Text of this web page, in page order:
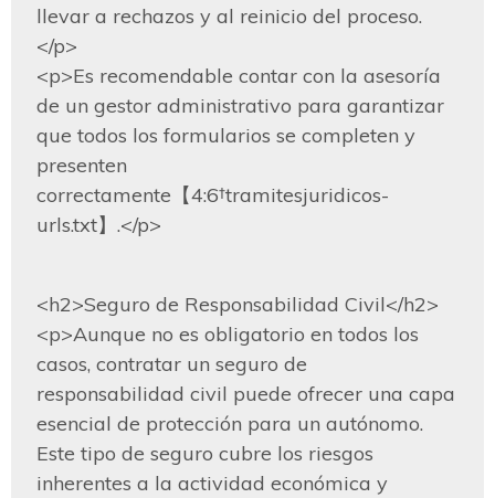
llevar a rechazos y al reinicio del proceso.
</p>
<p>Es recomendable contar con la asesoría
de un gestor administrativo para garantizar
que todos los formularios se completen y
presenten
correctamente【4:6†tramitesjuridicos-
urls.txt】.</p>
<h2>Seguro de Responsabilidad Civil</h2>
<p>Aunque no es obligatorio en todos los
casos, contratar un seguro de
responsabilidad civil puede ofrecer una capa
esencial de protección para un autónomo.
Este tipo de seguro cubre los riesgos
inherentes a la actividad económica y